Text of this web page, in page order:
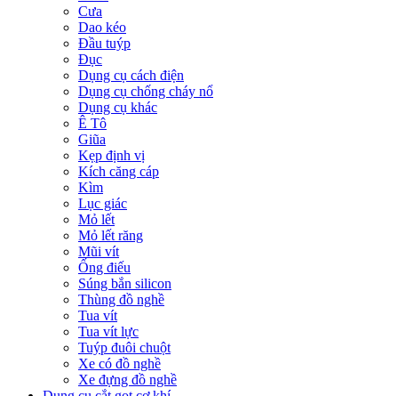
Cưa
Dao kéo
Đầu tuýp
Đục
Dụng cụ cách điện
Dụng cụ chống cháy nổ
Dụng cụ khác
Ê Tô
Giũa
Kẹp định vị
Kích căng cáp
Kìm
Lục giác
Mỏ lết
Mỏ lết răng
Mũi vít
Ống điếu
Súng bắn silicon
Thùng đồ nghề
Tua vít
Tua vít lực
Tuýp đuôi chuột
Xe có đồ nghề
Xe đựng đồ nghề